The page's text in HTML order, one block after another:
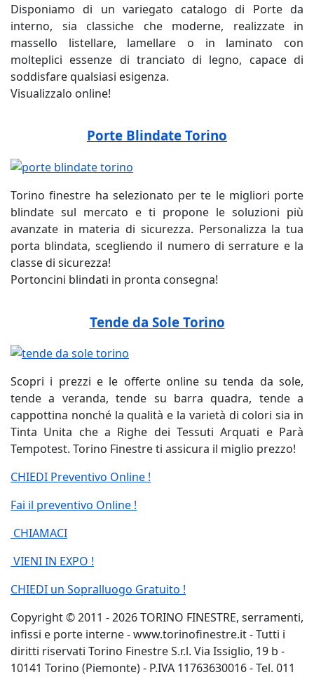
Disponiamo di un variegato catalogo di Porte da
interno, sia classiche che moderne, realizzate in
massello listellare, lamellare o in laminato con
molteplici essenze di tranciato di legno, capace di
soddisfare qualsiasi esigenza.
Visualizzalo online!
Porte Blindate Torino
Torino finestre ha selezionato per te le migliori porte
blindate sul mercato e ti propone le soluzioni più
avanzate in materia di sicurezza. Personalizza la tua
porta blindata, scegliendo il numero di serrature e la
classe di sicurezza!
Portoncini blindati in pronta consegna!
Tende da Sole Torino
Scopri i prezzi e le offerte online su tenda da sole,
tende a veranda, tende su barra quadra, tende a
cappottina nonché la qualità e la varietà di colori sia in
Tinta Unita che a Righe dei Tessuti Arquati e Parà
Tempotest. Torino Finestre ti assicura il miglio prezzo!
CHIEDI Preventivo Online !
Fai il preventivo Online !
CHIAMACI
VIENI IN EXPO !
CHIEDI un Sopralluogo Gratuito !
Copyright © 2011 - 2026 TORINO FINESTRE, serramenti,
infissi e porte interne - www.torinofinestre.it - Tutti i
diritti riservati Torino Finestre S.r.l. Via Issiglio, 19 b -
10141 Torino (Piemonte) - P.IVA 11763630016 - Tel. 011